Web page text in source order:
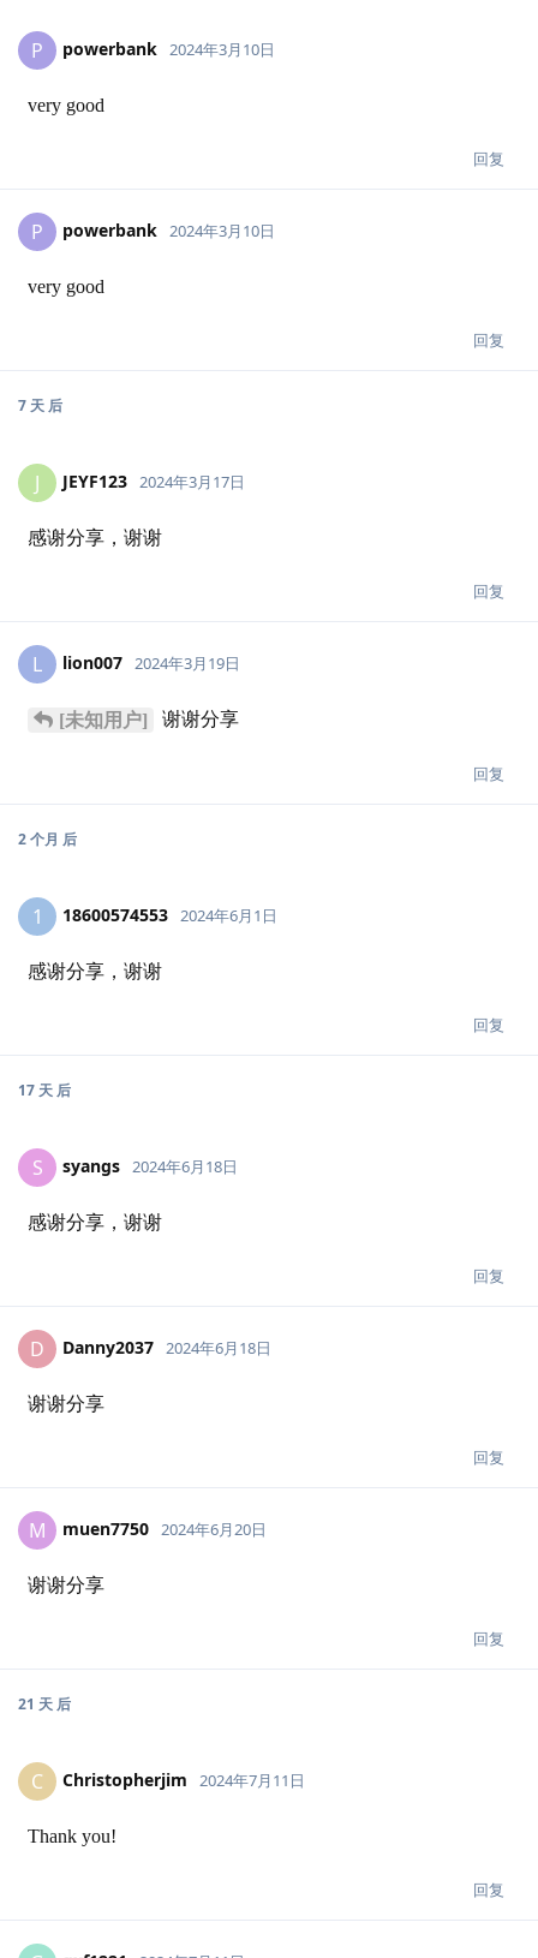
P powerbank 2024年3月10日
very good
回复
P powerbank 2024年3月10日
very good
回复
7 天 后
J JEYF123 2024年3月17日
感谢分享，谢谢
回复
L lion007 2024年3月19日
[未知用户] 谢谢分享
回复
2 个月 后
1 18600574553 2024年6月1日
感谢分享，谢谢
回复
17 天后
S syangs 2024年6月18日
感谢分享，谢谢
回复
D Danny2037 2024年6月18日
谢谢分享
回复
M muen7750 2024年6月20日
谢谢分享
回复
21 天后
C Christopherjim 2024年7月11日
Thank you!
回复